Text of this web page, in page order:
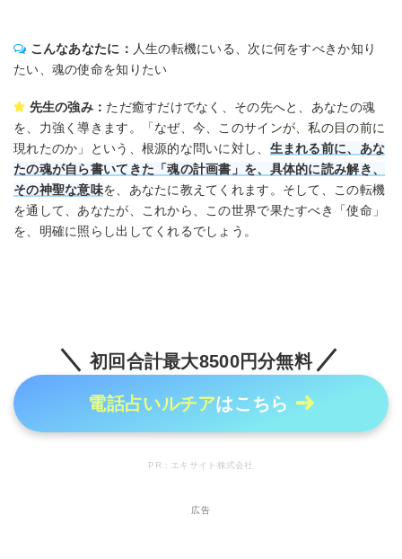
こんなあなたに： 人生の転機にいる、次に何をすべきか知り
たい、魂の使命を知りたい
先生の強み： ただ癒すだけでなく、その先へと、あなたの魂
を、力強く導きます。「なぜ、今、このサインが、私の目の前に
現れたのか」という、根源的な問いに対し、 生まれる前に、あな
たの魂が自ら書いてきた「魂の計画書」を、具体的に読み解き、
その神聖な意味を、あなたに教えてくれます。そして、この転機
を通して、あなたが、これから、この世界で果たすべき「使命」
を、明確に照らし出してくれるでしょう。
初回合計最大8500円分無料
電話占いルチアはこちら
PR：エキサイト株式会社
広告